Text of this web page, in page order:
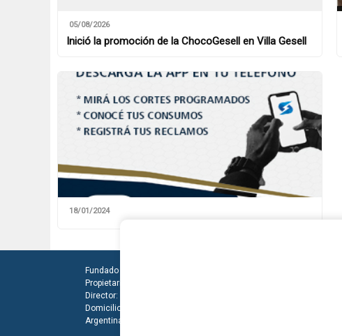
05/08/2026
Inició la promoción de la ChocoGesell en Villa Gesell
18/01/2024
Fundado el 28 de Mayo de 1993
Propietarios: Dr. Juan Carlos Eyras, Dr. Guillermo Eyras
Director: Dr. Juan Carlos Eyras
Domicilio: Dr. Carlos Madariaga 225, Gral. Madariaga, Buenos Aires,
Argentina